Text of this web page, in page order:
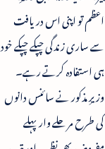
اعظم تو اپنی اس دریافت
سے ساری زندگی چپکے چپکے خود
ہی استفادہ کرتے رہے۔
وزیرِ مذکور نے سائنس دانوں
کی طرح مرحلے وار پہلے